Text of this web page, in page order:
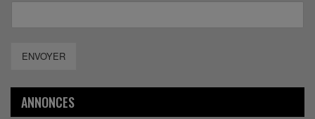
ENVOYER
ANNONCES